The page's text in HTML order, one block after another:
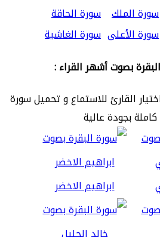
سورة الملك سورة الحاقة
سورة الأعلى سورة الغاشية
بصوت أشهر القراء :
القارئ للاستماع و تحميل سورة
كاملة بجودة عالية
ابراهيم الاخضر